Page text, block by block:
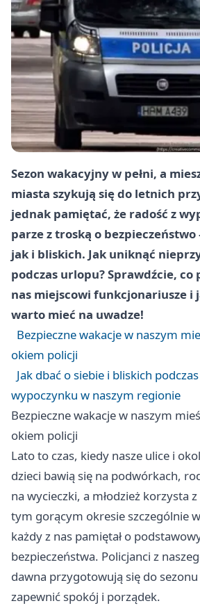
Sezon wakacyjny w pełni, a
miasta szykują się do letnich
jednak pamiętać, że radość z
parze z troską o bezpieczeństwo
jak i bliskich. Jak uniknąć
podczas urlopu? Sprawdźcie,
nas miejscowi funkcjonariusze i
warto mieć na uwadze!
Bezpieczne wakacje w naszym
okiem policji
Jak dbać o siebie i bliskich
wypoczynku w naszym regionie
Bezpieczne wakacje w naszym
okiem policji
Lato to czas, kiedy nasze ulice i
dzieci bawią się na podwórkach,
na wycieczki, a młodzież korzysta
tym gorącym okresie szczególnie
każdy z nas pamiętał o
bezpieczeństwa. Policjanci z
dawna przygotowują się do
zapewnić spokój i porządek.